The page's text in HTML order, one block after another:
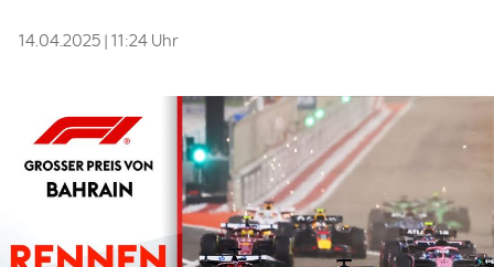
14.04.2025 | 11:24 Uhr